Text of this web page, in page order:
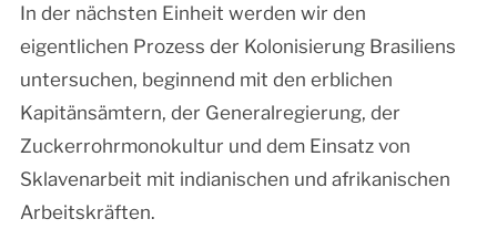
In der nächsten Einheit werden wir den
eigentlichen Prozess der Kolonisierung Brasiliens
untersuchen, beginnend mit den erblichen
Kapitänsämtern, der Generalregierung, der
Zuckerrohrmonokultur und dem Einsatz von
Sklavenarbeit mit indianischen und afrikanischen
Arbeitskräften.